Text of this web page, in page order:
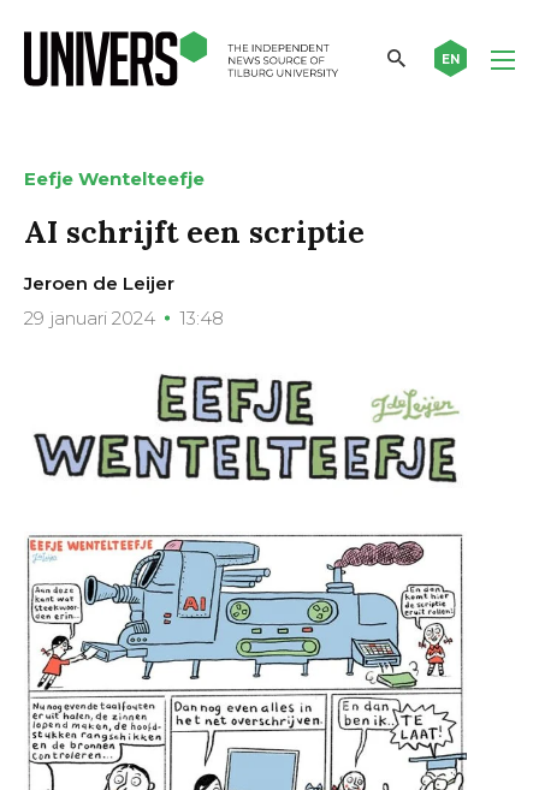
EN
Eefje Wentelteefje
AI schrijft een scriptie
Jeroen de Leijer
29 januari 2024
13:48